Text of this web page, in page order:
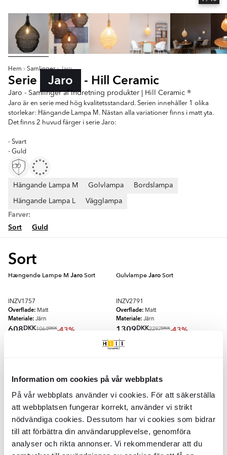
Information om cookies på vår webbplats
På vår webbplats använder vi cookies. För att säkerställa
att webbplatsen fungerar korrekt, använder vi strikt
nödvändiga cookies. Dessutom har vi cookies som bidrar
till att förbättra din användarupplevelse, genomföra
analyser och rikta annonser. Vi rekommenderar att du
Hem Samlinger Jaro
Serie Jaro - Hill Ceramic
Jaro - Samlinger af Indretning produkter | Hill Ceramic ®
Jaro är en serie med hög kvalitetsstandard. Serien innehåller 1 olika
storlekar: Hängande Lampa M. Nästan alla variationer finns i matt yta.
Det finns 2 huvud färger i serie Jaro:
- Svart
- Guld
Hängande Lampa M Golvlampa Bordslampa
Hängande Lampa L Vägglampa
Farver:
Sort
Guld
Sort
Hængende Lampe M JaroSort
INZV1757
Overflade: Matt
Materiale: Järn
608DKK1064DKK-43%
GulvlampeJaroSort
INZV2791
Overflade: Matt
Materiale: Järn
1309DKK2297DKK-43%
BordlampeJaroSort
INZV2797
Overflade:Matt
Materiale:Metall
DKK